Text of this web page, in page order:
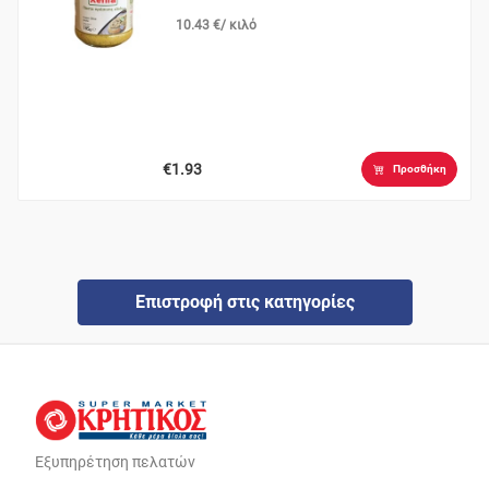
10.43 €/ κιλό
€1.93 Προσθήκη
Επιστροφή στις κατηγορίες
Εξυπηρέτηση πελατών